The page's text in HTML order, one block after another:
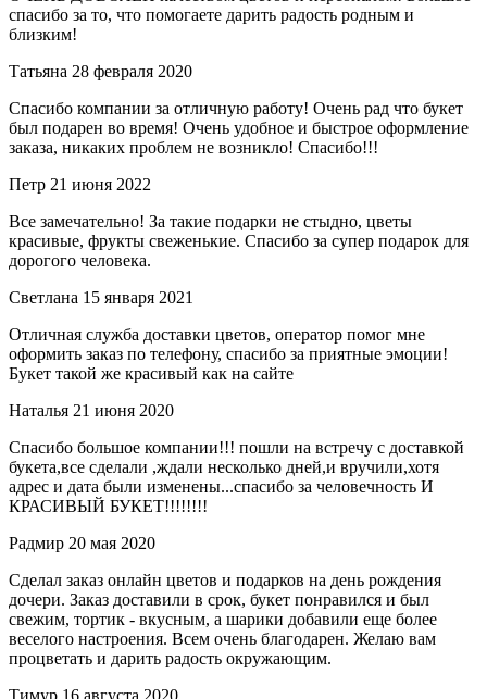
спасибо за то, что помогаете дарить радость родным и
близким!
Татьяна 28 февраля 2020
Спасибо компании за отличную работу! Очень рад что букет
был подарен во время! Очень удобное и быстрое оформление
заказа, никаких проблем не возникло! Спасибо!!!
Петр 21 июня 2022
Все замечательно! За такие подарки не стыдно, цветы
красивые, фрукты свеженькие. Спасибо за супер подарок для
дорогого человека.
Светлана 15 января 2021
Отличная служба доставки цветов, оператор помог мне
оформить заказ по телефону, спасибо за приятные эмоции!
Букет такой же красивый как на сайте
Наталья 21 июня 2020
Спасибо большое компании!!! пошли на встречу с доставкой
букета,все сделали ,ждали несколько дней,и вручили,хотя
адрес и дата были изменены...спасибо за человечность И
КРАСИВЫЙ БУКЕТ!!!!!!!!
Радмир 20 мая 2020
Сделал заказ онлайн цветов и подарков на день рождения
дочери. Заказ доставили в срок, букет понравился и был
свежим, тортик - вкусным, а шарики добавили еще более
веселого настроения. Всем очень благодарен. Желаю вам
процветать и дарить радость окружающим.